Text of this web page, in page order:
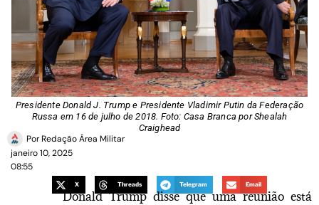
Presidente Donald J. Trump e Presidente Vladimir Putin da Federação
Russa em 16 de julho de 2018. Foto: Casa Branca por Shealah
Craighead
PorRedação Área Militar
janeiro 10, 2025
08:55
X Threads Telegram Email
Donald Trump disse que uma reunião está